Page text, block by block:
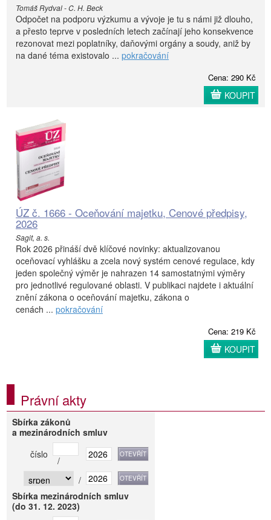
Tomáš Rydval - C. H. Beck
Odpočet na podporu výzkumu a vývoje je tu s námi již dlouho,
a přesto teprve v posledních letech začínají jeho konsekvence
rezonovat mezi poplatníky, daňovými orgány a soudy, aniž by
na dané téma existovalo ... pokračování
Cena: 290 Kč
KOUPIT
ÚZ č. 1666 - Oceňování majetku, Cenové předpisy,
2026
Sagit, a. s.
Rok 2026 přináší dvě klíčové novinky: aktualizovanou
oceňovací vyhlášku a zcela nový systém cenové regulace, kdy
jeden společný výměr je nahrazen 14 samostatnými výměry
pro jednotlivé regulované oblasti. V publikaci najdete i aktuální
znění zákona o oceňování majetku, zákona o
cenách ... pokračování
Cena: 219 Kč
KOUPIT
Právní akty
Sbírka zákonů
a mezinárodních smluv
číslo
/
/
Sbírka mezinárodních smluv
(do 31. 12. 2023)